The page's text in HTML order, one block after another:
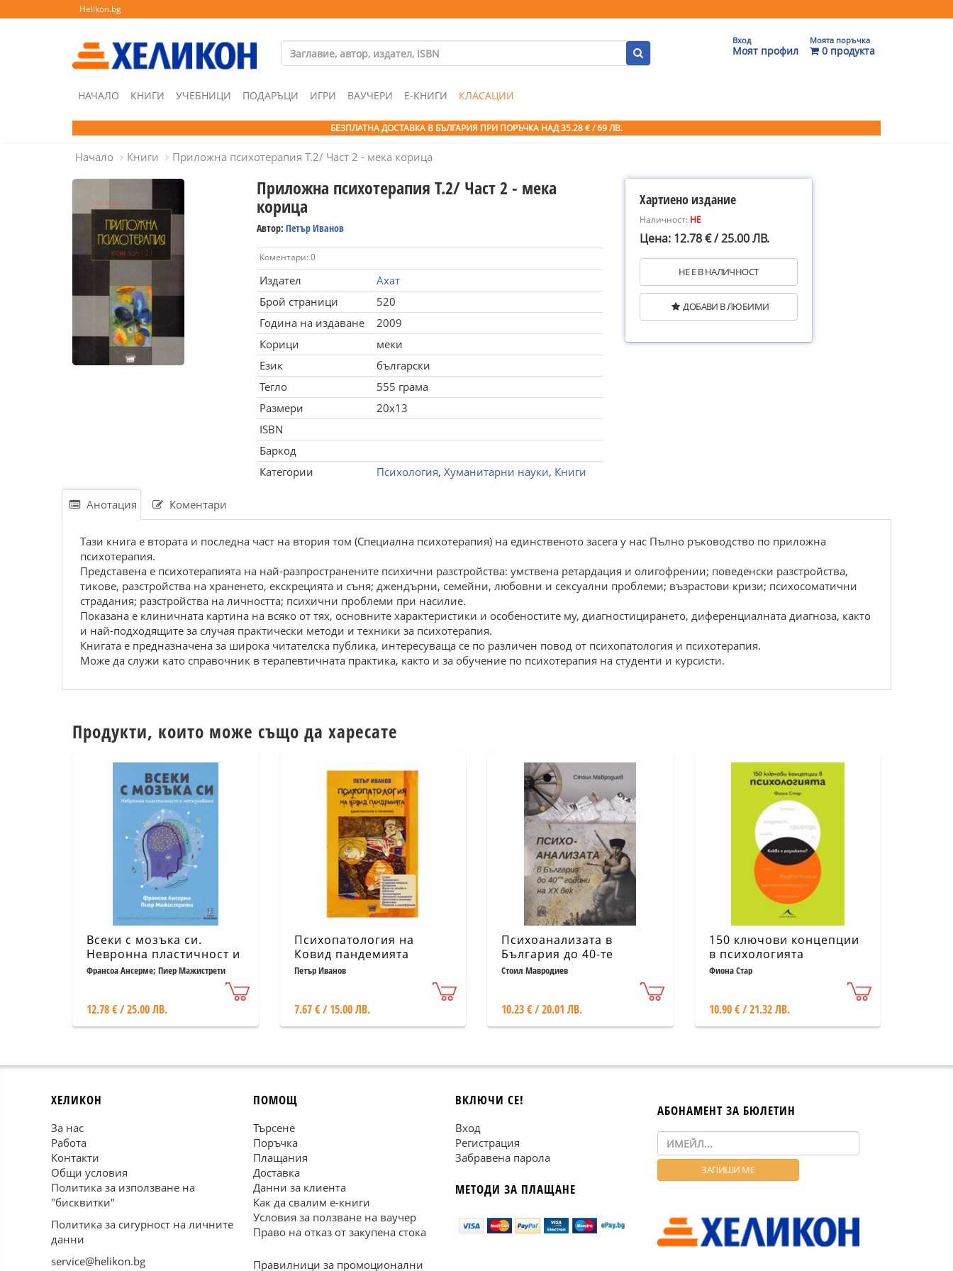
Helikon.bg
Вход
Моят профил
Моята поръчка
0 продукта
НАЧАЛО КНИГИ УЧЕБНИЦИ ПОДАРЪЦИ ИГРИ ВАУЧЕРИ Е-КНИГИ КЛАСАЦИИ
БЕЗПЛАТНА ДОСТАВКА В БЪЛГАРИЯ ПРИ ПОРЪЧКА НАД 35.28 € / 69 ЛВ.
Начало Книги Приложна психотерапия Т.2/ Част 2 - мека корица
Приложна психотерапия Т.2/ Част 2 - мека
корица
Автор: Петър Иванов
Коментари: 0
Издател
Ахат
Брой страници
520
Година на издаване
2009
Корици
меки
Език
български
Тегло
555 грама
Размери
20x13
ISBN
Баркод
Категории
Психология, Хуманитарни науки, Книги
Хартиено издание
Наличност: НЕ
Цена: 12.78 € / 25.00 ЛВ.
НЕ Е В НАЛИЧНОСТ
ДОБАВИ В ЛЮБИМИ
Анотация Коментари
Тази книга е втората и последна част на втория том (Специална психотерапия) на единственото засега у нас Пълно ръководство по приложна
психотерапия.
Представена е психотерапията на най-разпространените психични разстройства: умствена ретардация и олигофрении; поведенски разстройства,
тикове, разстройства на храненето, екскрецията и съня; джендърни, семейни, любовни и сексуални проблеми; възрастови кризи; психосоматични
страдания; разстройства на личността; психични проблеми при насилие.
Показана е клиничната картина на всяко от тях, основните характеристики и особеностите му, диагностицирането, диференциалната диагноза, както
и най-подходящите за случая практически методи и техники за психотерапия.
Книгата е предназначена за широка читателска публика, интересуваща се по различен повод от психопатология и психотерапия.
Може да служи като справочник в терапевтичната практика, както и за обучение по психотерапия на студенти и курсисти.
Продукти, които може също да харесате
Всеки с мозъка си.
Невронна пластичност и
несъзнавано
Франсоа Ансерме; Пиер Мажистрети
12.78 € / 25.00 ЛВ.
Психопатология на
Ковид пандемията
(диагностика и лечение)
Петър Иванов
7.67 € / 15.00 ЛВ.
Психоанализата в
България до 40-те
години на ХХ век
Стоил Мавродиев
10.23 € / 20.01 ЛВ.
150 ключови концепции
в психологията
Фиона Стар
10.90 € / 21.32 ЛВ.
ХЕЛИКОН
За нас
Работа
Контакти
Общи условия
Политика за използване на
"бисквитки"
Политика за сигурност на личните
данни
service@helikon.bg
ПОМОЩ
Търсене
Поръчка
Плащания
Доставка
Данни за клиента
Как да свалим е-книги
Условия за ползване на ваучер
Право на отказ от закупена стока
Правилници за промоционални
ВКЛЮЧИ СЕ!
Вход
Регистрация
Забравена парола
МЕТОДИ ЗА ПЛАЩАНЕ
АБОНАМЕНТ ЗА БЮЛЕТИН